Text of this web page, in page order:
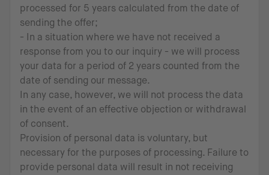
processed for 5 years calculated from the date of
sending the offer;
- In a situation where we have not received a
response from you to our inquiry - we will process
your data for a period of 2 years counted from the
date of sending our message.
In any case, however, we will not process the data
in the event of an effective objection or withdrawal
of consent.
Provision of personal data is voluntary, but
necessary for the purposes of processing. Failure to
provide personal data will result in not receiving